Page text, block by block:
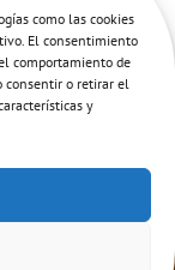
como las cookies
El consentimiento
comportamiento de
consentir o retirar el
y